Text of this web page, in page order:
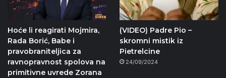
Hoće li reagirati Mojmira,
Rada Borić, Babe i
pravobraniteljica za
ravnopravnost spolova na
primitivne uvrede Zorana
(VIDEO) Padre Pio –
skromni mistik iz
Pietrelcine
24/09/2024